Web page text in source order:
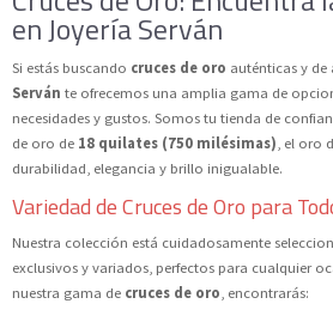
en Joyería Serván
Si estás buscando cruces de oro auténticas y de
Serván te ofrecemos una amplia gama de
necesidades y gustos. Somos tu tienda de
de oro de 18 quilates (750 milésimas), el oro
durabilidad, elegancia y brillo inigualable.
Variedad de Cruces de Oro para
Nuestra colección está cuidadosamente
exclusivos y variados, perfectos para cualquier
nuestra gama de cruces de oro , encontrarás: